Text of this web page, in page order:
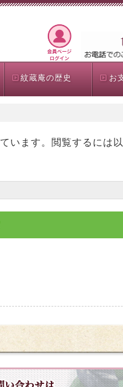
紋蔵庵の歴史 お
います。閲覧するには